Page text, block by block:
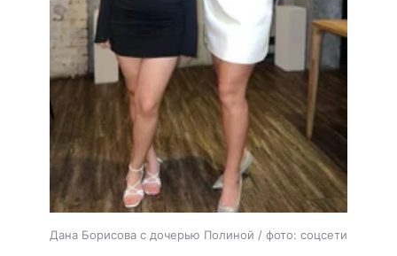
Дана Борисова с дочерью Полиной / фото: соцсети